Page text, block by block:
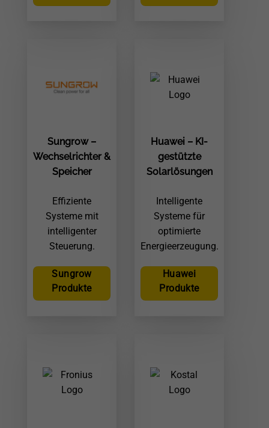
Sungrow –
Wechselrichter &
Speicher
Effiziente
Systeme mit
intelligenter
Steuerung.
Sungrow
Produkte
Huawei – KI-
gestützte
Solarlösungen
Intelligente
Systeme für
optimierte
Energieerzeugung.
Huawei
Produkte